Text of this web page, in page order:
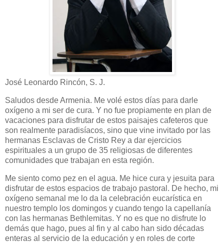
José Leonardo Rincón, S. J.
Saludos desde Armenia. Me volé estos días para darle
oxígeno a mi ser de cura. Y no fue propiamente en plan de
vacaciones para disfrutar de estos paisajes cafeteros que
son realmente paradisíacos, sino que vine invitado por las
hermanas Esclavas de Cristo Rey a dar ejercicios
espirituales a un grupo de 35 religiosas de diferentes
comunidades que trabajan en esta región.
Me siento como pez en el agua. Me hice cura y jesuita para
disfrutar de estos espacios de trabajo pastoral. De hecho, mi
oxígeno semanal me lo da la celebración eucarística en
nuestro templo los domingos y cuando tengo la capellanía
con las hermanas Bethlemitas. Y no es que no disfrute lo
demás que hago, pues al fin y al cabo han sido décadas
enteras al servicio de la educación y en roles de corte